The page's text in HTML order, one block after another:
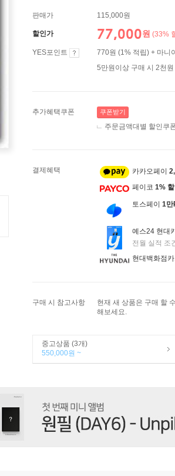
판매가 115,000원
할인가 77,000원 (33%
YES포인트
770원 (1% 적립) + 마니
5만원이상 구매 시 2천원
추가혜택쿠폰 쿠폰받기
주문금액대별 할인쿠
결제혜택 카카오페이
페이코 1%
토스페이 1만
예스24 현대
전월 실적 조
현대백화점
구매 시 참고사항
현재 새 상품은 구매 할
해보세요.
중고상품 (3개)
550,000원 ~